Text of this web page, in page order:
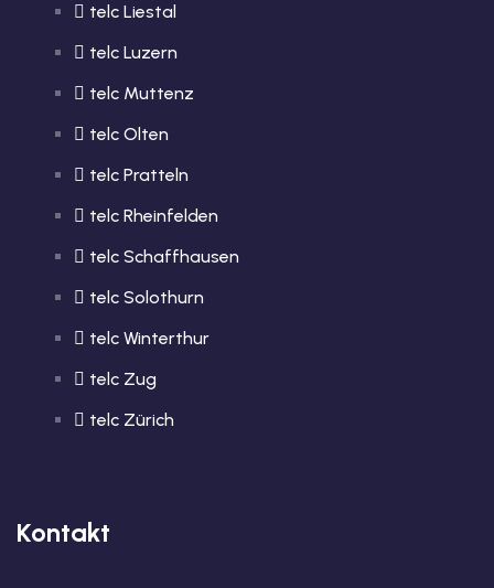
telc Liestal
telc Luzern
telc Muttenz
telc Olten
telc Pratteln
telc Rheinfelden
telc Schaffhausen
telc Solothurn
telc Winterthur
telc Zug
telc Zürich
Kontakt